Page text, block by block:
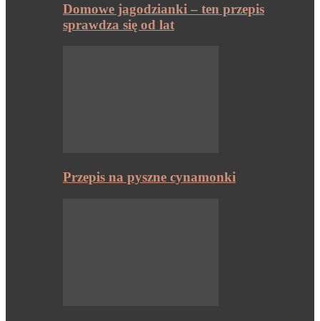
Domowe jagodzianki – ten przepis
sprawdza się od lat
Przepis na pyszne cynamonki